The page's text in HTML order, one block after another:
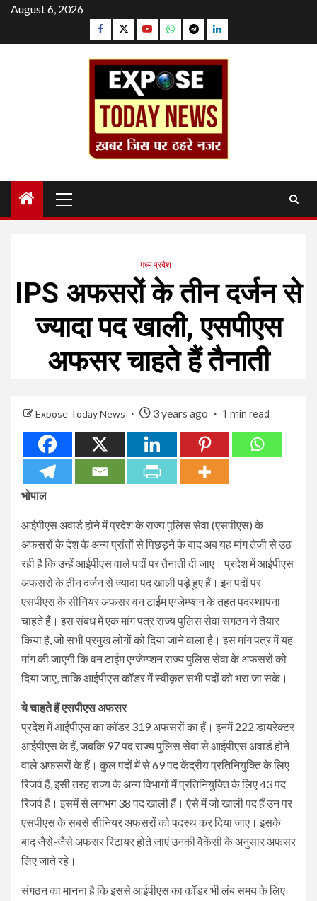
Skip
content
August 6, 2026
Facebook
TwitterYouTubeWhatsapp
TelegramLinkedin
Menu
मध्य प्रदेश
IPS अफसरों के तीन दर्जन से
ज्यादा पद खाली, एसपीएस
अफसर चाहते हैं तैनाती
Expose Today News 3 years ago 1 min read
भोपाल
आईपीएस अवार्ड होने में प्रदेश के राज्य पुलिस सेवा (एसपीएस) के
अफसरों के देश के अन्य प्रांतों से पिछड़ने के बाद अब यह मांग तेजी से उठ
रही है कि उन्हें आईपीएस वाले पदों पर तैनाती दी जाए। प्रदेश में आईपीएस
अफसरों के तीन दर्जन से ज्यादा पद खाली पड़े हुए हैं। इन पदों पर
एसपीएस के सीनियर अफसर वन टाईम एग्जेम्प्शन के तहत पदस्थापना
चाहते हैं। इस संबंध में एक मांग पत्र राज्य पुलिस सेवा संगठन ने तैयार
किया है, जो सभी प्रमुख लोगों को दिया जाने वाला है। इस मांग पत्र में यह
मांग की जाएगी कि वन टाईम एग्जेम्प्शन राज्य पुलिस सेवा के अफसरों को
दिया जाए, ताकि आईपीएस कॉडर में स्वीकृत सभी पदों को भरा जा सके।
ये चाहते हैं एसपीएस अफसर
प्रदेश में आईपीएस का कॉडर 319 अफसरों का हैं। इनमें 222 डायरेक्टर
आईपीएस के हैं, जबकि 97 पद राज्य पुलिस सेवा से आईपीएस अवार्ड होने
वाले अफसरों के हैं। कुल पदों में से 69 पद केंद्रीय प्रतिनियुक्ति के लिए
रिजर्व हैं, इसी तरह राज्य के अन्य विभागों में प्रतिनियुक्ति के लिए 43 पद
रिजर्व हैं। इसमें से लगभग 38 पद खाली हैं। ऐसे में जो खाली पद हैं उन पर
एसपीएस के सबसे सीनियर अफसरों को पदस्थ कर दिया जाए। इसके
बाद जैसे-जैसे अफसर रिटायर होते जाएं उनकी वैकेंसी के अनुसार अफसर
लिए जाते रहे।
संगठन का मानना है कि इससे आईपीएस का कॉडर भी लंब समय के लिए